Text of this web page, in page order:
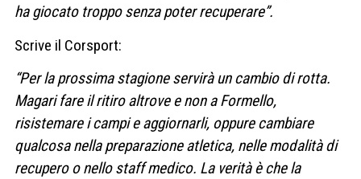
ha giocato troppo senza poter recuperare”.
Scrive il Corsport:
“Per la prossima stagione servirà un cambio di rotta.
Magari fare il ritiro altrove e non a Formello,
risistemare i campi e aggiornarli, oppure cambiare
qualcosa nella preparazione atletica, nelle modalità di
recupero o nello staff medico. La verità è che la